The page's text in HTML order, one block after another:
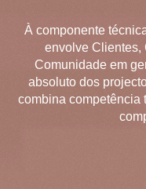
À componente
envolve Clientes,
Comunidade em
absoluto dos
combina competência